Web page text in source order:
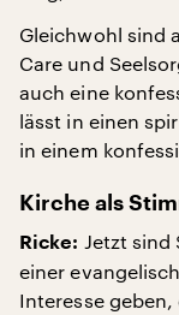
Gleichwohl sind
Care und
auch eine
lässt in einen
in einem
Kirche als
Ricke: Jetzt sind
einer
Interesse